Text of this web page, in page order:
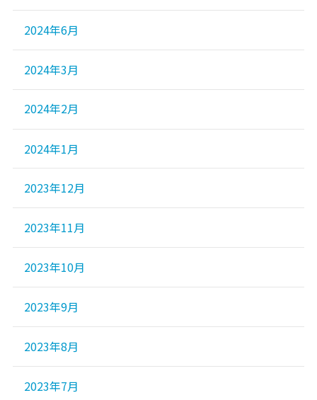
2024年6月
2024年3月
2024年2月
2024年1月
2023年12月
2023年11月
2023年10月
2023年9月
2023年8月
2023年7月